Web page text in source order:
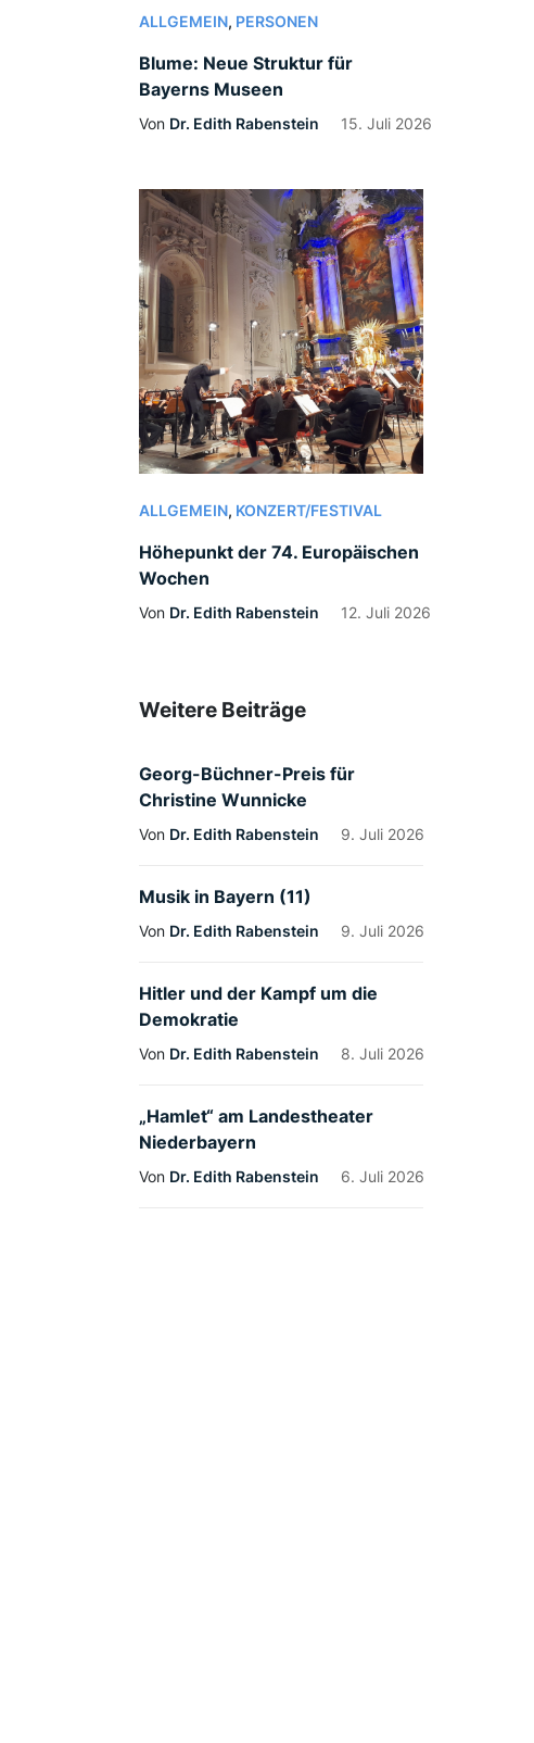
ALLGEMEIN, PERSONEN
Blume: Neue Struktur für
Bayerns Museen
Von Dr. Edith Rabenstein 15. Juli 2026
ALLGEMEIN, KONZERT/FESTIVAL
Höhepunkt der 74. Europäischen
Wochen
Von Dr. Edith Rabenstein 12. Juli 2026
Weitere Beiträge
Georg-Büchner-Preis für
Christine Wunnicke
Von Dr. Edith Rabenstein 9. Juli 2026
Musik in Bayern (11)
Von Dr. Edith Rabenstein 9. Juli 2026
Hitler und der Kampf um die
Demokratie
Von Dr. Edith Rabenstein 8. Juli 2026
„Hamlet“ am Landestheater
Niederbayern
Von Dr. Edith Rabenstein 6. Juli 2026